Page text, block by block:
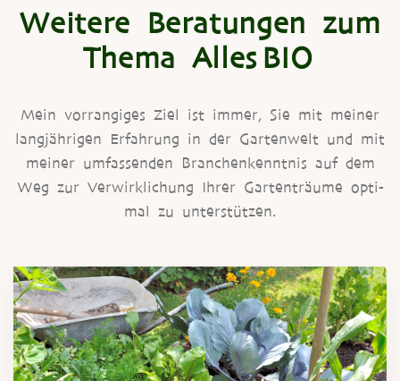
Weitere Beratungen zum
Thema Alles BIO
Mein vor­ran­gi­ges Ziel ist immer, Sie mit mei­ner
lang­jäh­ri­gen Erfah­rung in der Gar­ten­welt und mit
mei­ner umfas­sen­den Bran­chen­kennt­nis auf dem
Weg zur Ver­wirk­li­chung Ihrer Gar­ten­träu­me opti­
mal zu unterstützen.